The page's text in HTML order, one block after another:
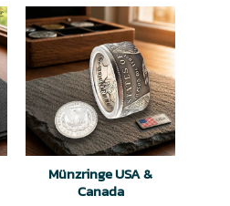
Münzringe USA &
Canada